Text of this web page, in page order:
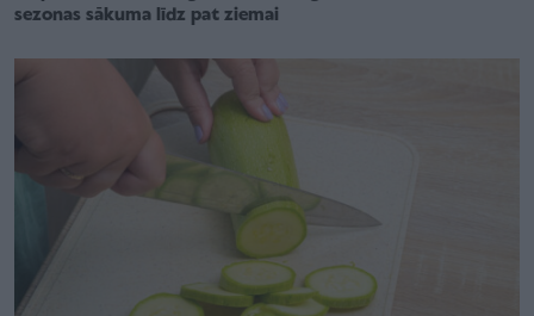
sezonas sākuma līdz pat ziemai